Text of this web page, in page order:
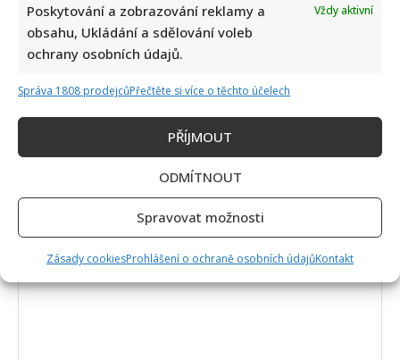
Poskytování a zobrazování reklamy a
obsahu, Ukládání a sdělování voleb
ochrany osobních údajů.
Vždy aktivní
Správa 1808 prodejcůPřečtěte si více o těchto účelech
PŘÍJMOUT
ODMÍTNOUT
Spravovat možnosti
Zásady cookiesProhlášení o ochraně osobních údajůKontakt
Napsat komentář
Vaše e-mailová adresa nebude zveřejněna.
Vyžadované informace jsou označeny